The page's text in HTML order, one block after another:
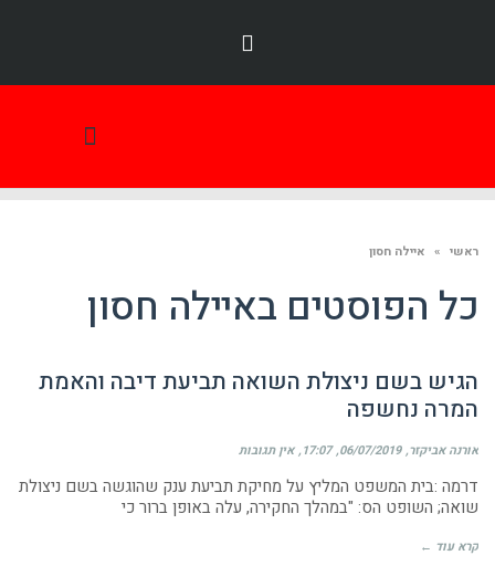
ראשי » איילה חסון
כל הפוסטים באיילה חסון
הגיש בשם ניצולת השואה תביעת דיבה והאמת
המרה נחשפה
אורנה אביקזר 06/07/2019
17:07 אין תגובות
דרמה :בית המשפט המליץ על מחיקת תביעת ענק שהוגשה בשם ניצולת
שואה; השופט הס: "במהלך החקירה, עלה באופן ברור כי
קרא עוד ←